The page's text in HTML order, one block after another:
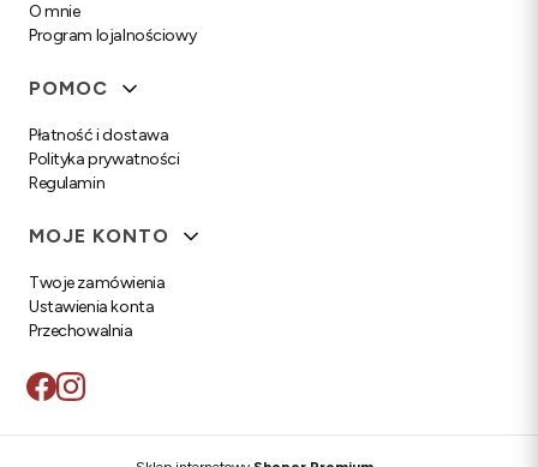
O mnie
Program lojalnościowy
POMOC
Płatność i dostawa
Polityka prywatności
Regulamin
MOJE KONTO
Twoje zamówienia
Ustawienia konta
Przechowalnia